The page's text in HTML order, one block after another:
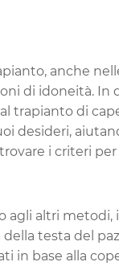
anche
di idoneità. In
trapianto di
desideri,
i criteri
agli altri
testa del
in base alla